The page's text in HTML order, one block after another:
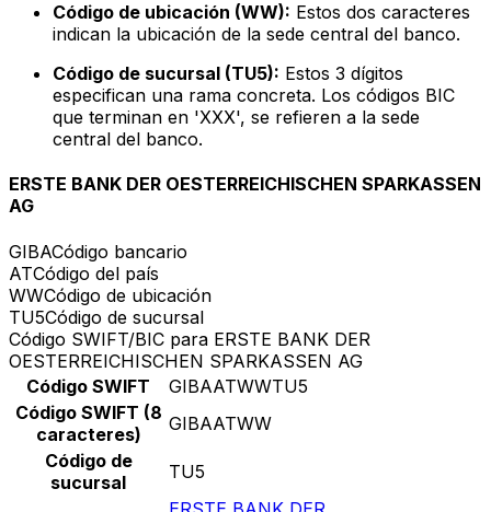
Código de ubicación (WW): Estos dos caracteres
indican la ubicación de la sede central del banco.
Código de sucursal (TU5): Estos 3 dígitos
especifican una rama concreta. Los códigos BIC
que terminan en 'XXX', se refieren a la sede
central del banco.
ERSTE BANK DER OESTERREICHISCHEN SPARKASSEN
AG
GIBACódigo bancario
ATCódigo del país
WWCódigo de ubicación
TU5Código de sucursal
Código SWIFT/BIC para ERSTE BANK DER
OESTERREICHISCHEN SPARKASSEN AG
Código SWIFT
GIBAATWWTU5
Código SWIFT (8
caracteres)
GIBAATWW
Código de
sucursal
TU5